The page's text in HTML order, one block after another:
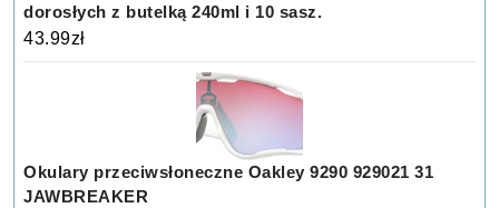
dorosłych z butelką 240ml i 10 sasz.
43.99zł
Okulary przeciwsłoneczne Oakley 9290 929021 31
JAWBREAKER